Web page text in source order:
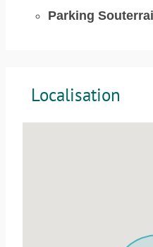
Parking
Localisation